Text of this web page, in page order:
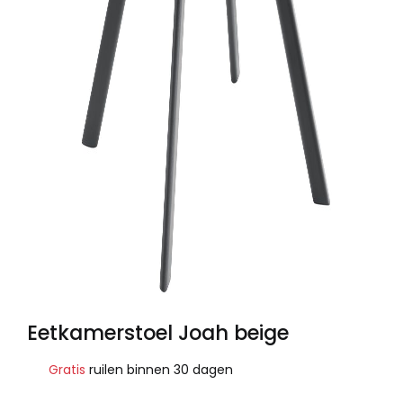
Eetkamerstoel Joah beige
Gratis ruilen binnen 30 dagen